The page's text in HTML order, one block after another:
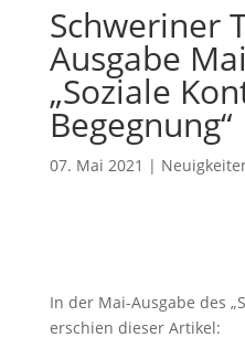
Schweriner
Ausgabe
„Soziale
Begegnung“
07. Mai 2021 |
In der Mai-Ausgabe des
erschien dieser Artikel: